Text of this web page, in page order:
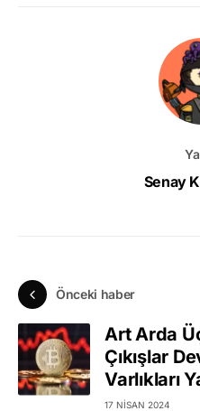
Senay
Önceki haber
Art Arda
Çıkışlar
Varlıkları
17 NISAN 2024